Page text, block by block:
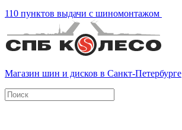
110 пунктов выдачи с шиномонтажом
Магазин шин и дисков в Санкт-Петербурге